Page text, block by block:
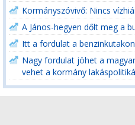
Kormányszóvivő: Nincs
A János-hegyen dőlt meg a
Itt a fordulat a benzinkutakon
Nagy fordulat jöhet a
vehet a kormány